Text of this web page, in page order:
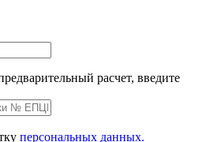
расчет, введите
персональных данных.